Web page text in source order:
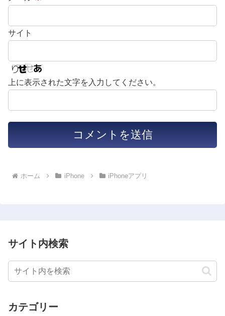
サイト
上に表示された文字を入力してください。
ホーム iPhone iPhoneアプリ
サイト内検索
カテゴリー